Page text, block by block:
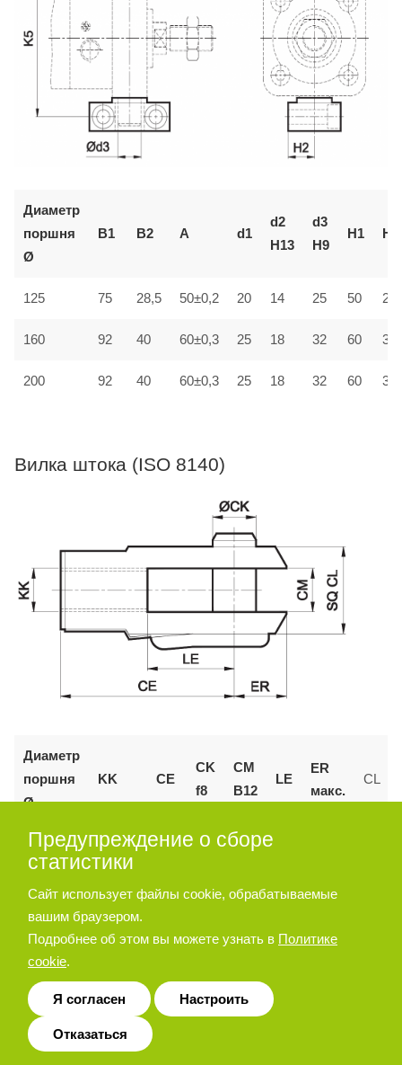
Диаметр
поршня
Ø
B1 B2 A d1
d2
H13
d3
H9
H1 H2
125 75 28,5 50±0,2 20 14 25 50
160 92 40 60±0,3 25 18 32 60
200 92 40 60±0,3 25 18 32 60
Вилка штока (ISO 8140)
Диаметр
поршня
Ø
KK CE
CK
f8
CM
B12
LE
ER
макс.
CL
125 M27x2 110 30 30
M36x2 144 35 35 72 53
Позиционер штока
Предупреждение о сборе
статистики
Сайт использует файлы cookie, обрабатываемые
вашим браузером.
Подробнее об этом вы можете узнать в Политике
cookie.
Я согласен Настроить
Отказаться